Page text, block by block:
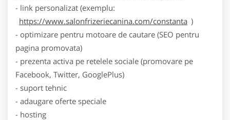
- link personalizat (exemplu:
https://www.salonfrizeriecanina.com/constanta )
- optimizare pentru motoare de cautare (SEO pentru
pagina promovata)
- prezenta activa pe retelele sociale (promovare pe
Facebook, Twitter, GooglePlus)
- suport tehnic
- adaugare oferte speciale
- hosting